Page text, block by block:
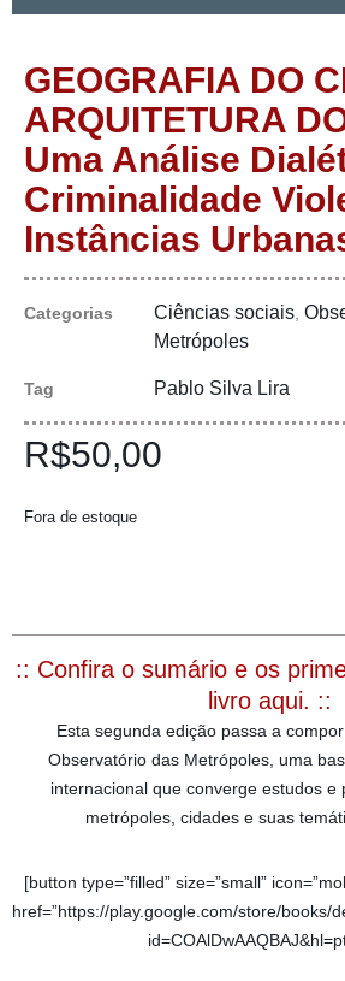
GEOGRAFIA DO
ARQUITETURA
Uma Análise
Criminalidade
Instâncias
Categorias Ciências sociais
Metrópoles
Tag Pablo Silva Lira
R$50,00
Fora de estoque
:: Confira o sumário e os
livro aqui. ::
Esta segunda edição passa a
Observatório das Metrópoles, uma
internacional que converge estudos e
metrópoles, cidades e suas
[button type=”filled” size=”small”
href=”https://play.google.com/store/books/